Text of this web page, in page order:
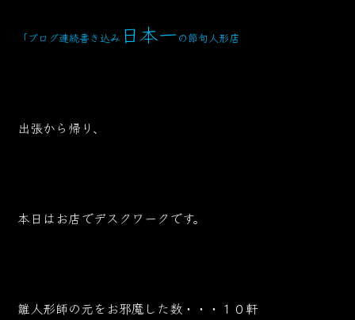
「ブログ連続書き込み 日本一 の節句人形店
出張から帰り、
本日はお店でデスクワークです。
雛人形師の元をお邪魔した数・・・１０軒